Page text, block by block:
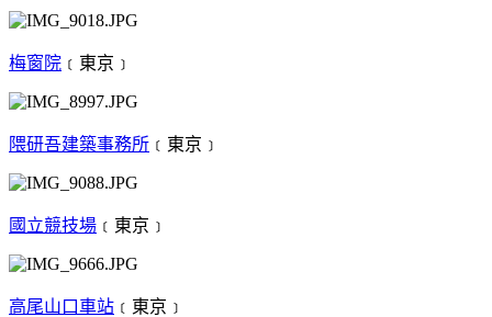
梅窗院 ﹝東京﹞
隈研吾建築事務所 ﹝東京﹞
國立競技場 ﹝東京﹞
高尾山口車站 ﹝東京﹞